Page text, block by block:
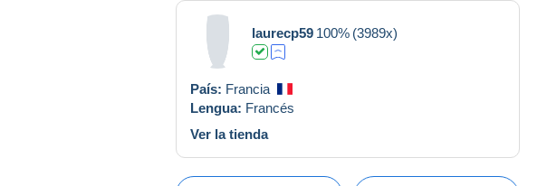
laurecp59 100% (3989x)
País: Francia
Lengua: Francés
Ver la tienda